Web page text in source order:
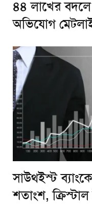
৪৪ লাখের
অভিযোগ
সাউথইস্ট
শতাংশ,